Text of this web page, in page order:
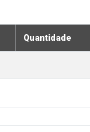
Quantidade